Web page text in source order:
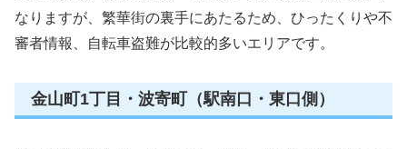
なりますが、繁華街の裏手にあたるため、ひったくりや不
審者情報、自転車盗難が比較的多いエリアです。
金山町1丁目・波寄町（駅南口・東口側）